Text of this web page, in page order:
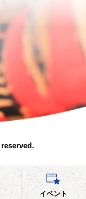
イベント